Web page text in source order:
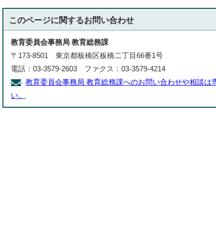
このページに関するお問い合わせ
教育委員会事務局 教育総務課
〒173-8501 東京都板橋区板橋二丁目66番1号
電話：03-3579-2603 ファクス：03-3579-4214
教育委員会事務局 教育総務課へのお問い合わせや相談は
い。